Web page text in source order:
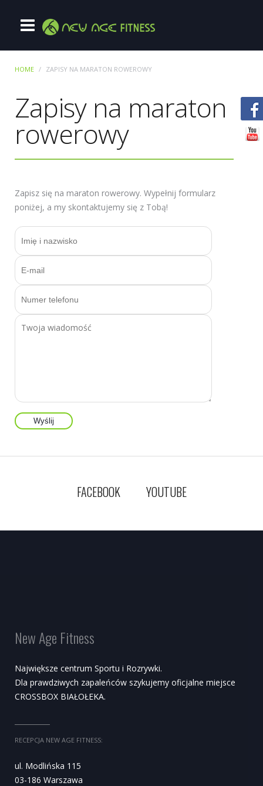
HOME ZAPISY NA MARATON ROWEROWY
Zapisy na maraton
rowerowy
Zapisz się na maraton rowerowy. Wypełnij formularz
poniżej, a my skontaktujemy się z Tobą!
FACEBOOK YOUTUBE
New Age Fitness
Największe centrum Sportu i Rozrywki.
Dla prawdziwych zapaleńców szykujemy oficjalne miejsce
CROSSBOX BIAŁOŁEKA.
RECEPCJA NEW AGE FITNESS:
ul. Modlińska 115
03-186 Warszawa